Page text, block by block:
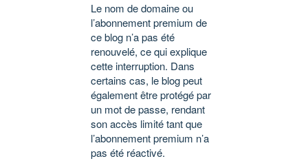
Le nom de domaine ou
l’abonnement premium de
ce blog n’a pas été
renouvelé, ce qui explique
cette interruption. Dans
certains cas, le blog peut
également être protégé par
un mot de passe, rendant
son accès limité tant que
l’abonnement premium n’a
pas été réactivé.